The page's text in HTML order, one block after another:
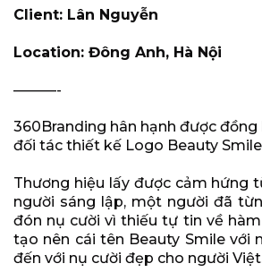
Client: Lân Nguyễn
Location: Đông Anh, Hà Nội
———-
360Branding hân hạnh được đồng
đối tác thiết kế Logo Beauty Smile
Thương hiệu lấy được cảm hứng
người sáng lập, một người đã
đón nụ cười vì thiếu tự tin về
tạo nên cái tên Beauty Smile với
đến với nụ cười đẹp cho người